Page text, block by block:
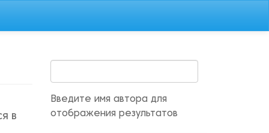
в
Введите имя автора для
отображения результатов